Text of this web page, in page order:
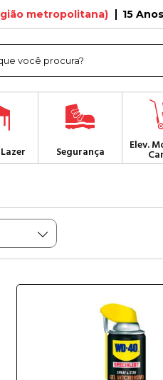
metropolitana) 15
Segurança
Elev.